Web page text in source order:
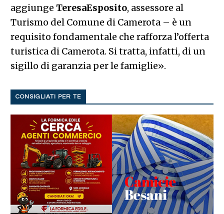
aggiunge TeresaEsposito, assessore al
Turismo del Comune di Camerota – è un
requisito fondamentale che rafforza l’offerta
turistica di Camerota. Si tratta, infatti, di un
sigillo di garanzia per le famiglie».
CONSIGLIATI PER TE